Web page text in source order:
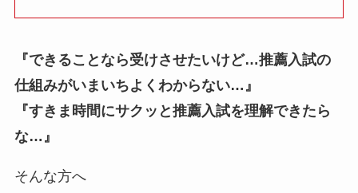
『できることなら受けさせたいけど…推薦入試の
仕組みがいまいちよくわからない…』
『すきま時間にサクッと推薦入試を理解できたら
な…』
そんな方へ